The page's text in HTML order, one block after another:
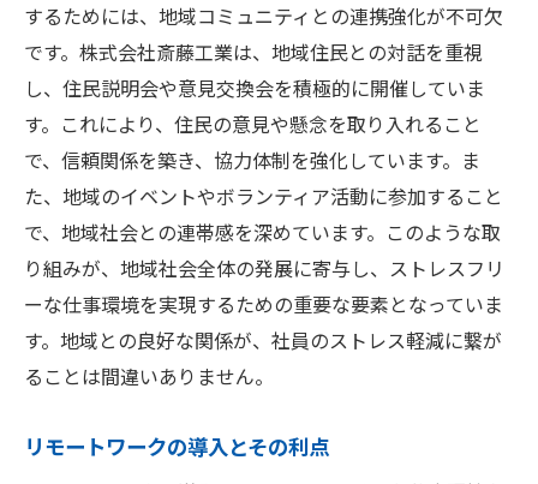
オープンなコミュニケーションの推進
定期的なストレスチェックの実施
リラクゼーションスペースの提供
職場の雰囲気向上のためのイベント
株式会社斎藤工業が提案するストレス軽減の秘
訣
ストレス管理システムの導入
従業員の意識調査とそのフィードバック
健康管理アプリの活用
定期的なカウンセリングセッション
リーダーシップとサポートの強化
するためには、地域コミュニティとの連携強化が不可欠
です。株式会社斎藤工業は、地域住民との対話を重視
し、住民説明会や意見交換会を積極的に開催していま
す。これにより、住民の意見や懸念を取り入れること
で、信頼関係を築き、協力体制を強化しています。ま
た、地域のイベントやボランティア活動に参加すること
で、地域社会との連帯感を深めています。このような取
り組みが、地域社会全体の発展に寄与し、ストレスフリ
ーな仕事環境を実現するための重要な要素となっていま
す。地域との良好な関係が、社員のストレス軽減に繋が
ることは間違いありません。
リモートワークの導入とその利点